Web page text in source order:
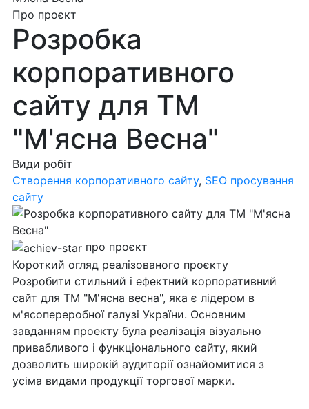
Про проєкт
Розробка
корпоративного
сайту для ТМ
"М'ясна Весна"
Види робіт
Створення корпоративного сайту, SEO просування
сайту
про проєкт
Короткий огляд реалізованого проєкту
Розробити стильний і ефектний корпоративний
сайт для ТМ "М'ясна весна", яка є лідером в
м'ясопереробної галузі України. Основним
завданням проекту була реалізація візуально
привабливого і функціонального сайту, який
дозволить широкій аудиторії ознайомитися з
усіма видами продукції торгової марки.